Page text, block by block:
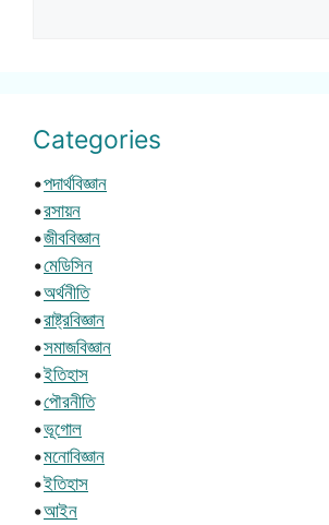
Categories
•পদার্থবিজ্ঞান
•রসায়ন
•জীববিজ্ঞান
•মেডিসিন
•অর্থনীতি
•রাষ্ট্রবিজ্ঞান
•সমাজবিজ্ঞান
•ইতিহাস
•পৌরনীতি
•ভূগোল
•মনোবিজ্ঞান
•ইতিহাস
•আইন